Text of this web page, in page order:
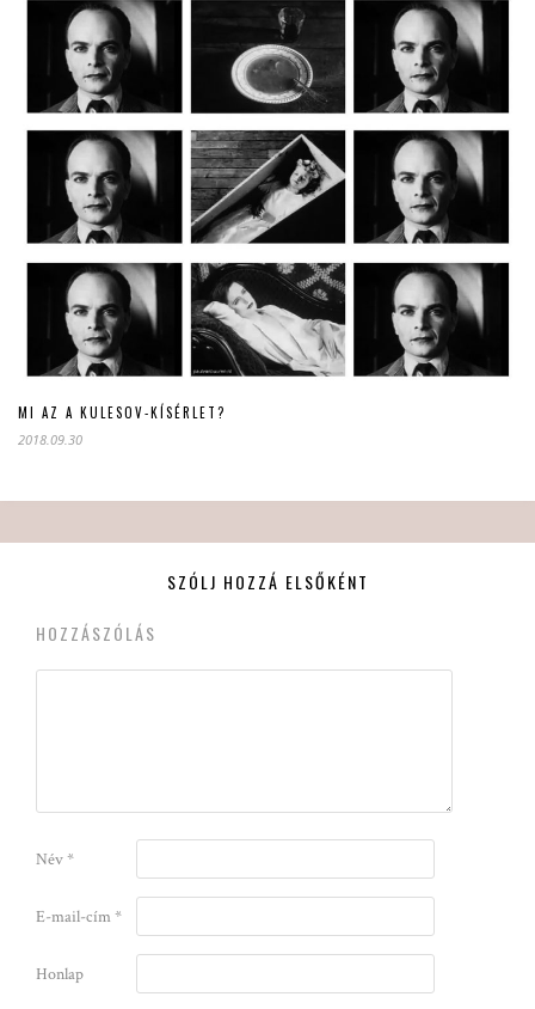
MI AZ A KULESOV-KÍSÉRLET?
2018.09.30
SZÓLJ HOZZÁ ELSŐKÉNT
HOZZÁSZÓLÁS
Név*
E-mail-cím*
Honlap